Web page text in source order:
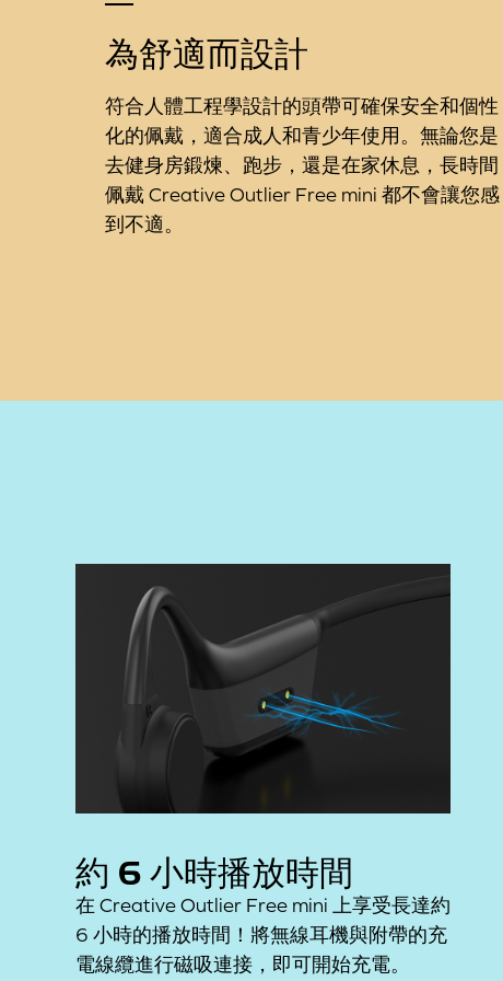
為舒適而設計
符合人體工程學設計的頭帶可確保安全和個性
化的佩戴，適合成人和青少年使用。無論您是
去健身房鍛煉、跑步，還是在家休息，長時間
佩戴 Creative Outlier Free mini 都不會讓您感
到不適。
約 6 小時播放時間
在 Creative Outlier Free mini 上享受長達約
6 小時的播放時間！將無線耳機與附帶的充
電線纜進行磁吸連接，即可開始充電。